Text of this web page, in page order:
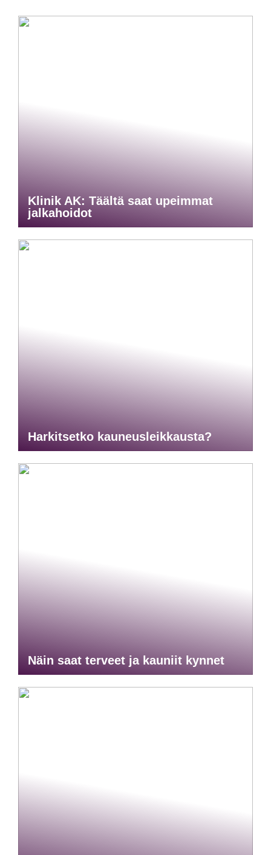
Klinik AK: Täältä saat upeimmat
jalkahoidot
Harkitsetko kauneusleikkausta?
Näin saat terveet ja kauniit kynnet